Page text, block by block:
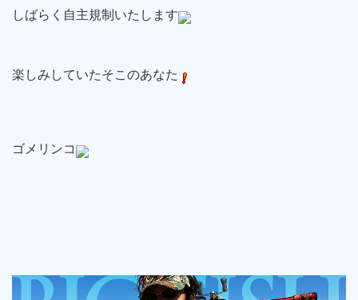
しばらく自主規制いたします
楽しみしていたそこのあなた
ゴメリンコ